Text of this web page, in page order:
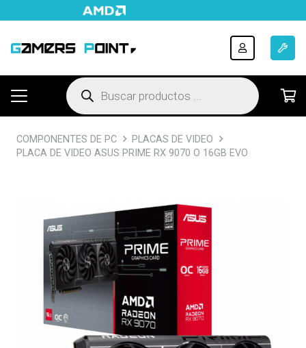
Búsqueda
de
productos
COMPONENTES DE PC
PLACAS DE VIDEO
PLACA DE VIDEO ASUS PRIME RX 9070 O 16GB EVO